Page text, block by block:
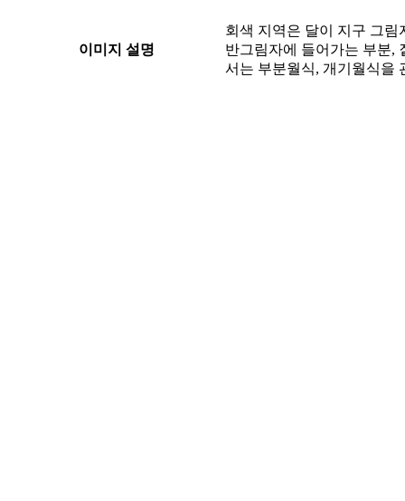
이미지 설명
회색 지역은 달이 지구 그
반그림자에 들어가는 부분,
서는 부분월식, 개기월식을